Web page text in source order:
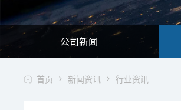
公司新闻
首页 新闻资讯 行业资讯